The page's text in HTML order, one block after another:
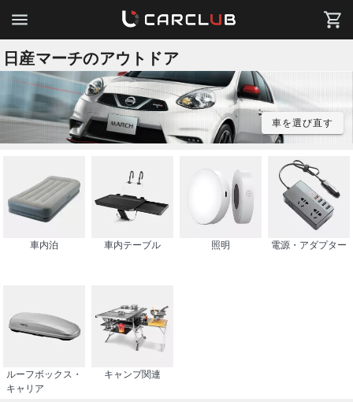
日産マーチのアウトドア
車を選び直す
車内泊 車内テーブル 照明 電源・アダプター
ルーフボックス・
キャリア
キャンプ関連